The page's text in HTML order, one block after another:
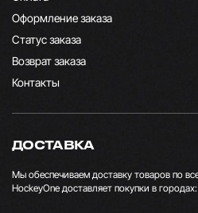
Оформление заказа
Статус заказа
Возврат заказа
Контакты
ДОСТАВКА
Мы обеспечиваем доставку товаров по
HockeyOne доставляет покупки в городах: